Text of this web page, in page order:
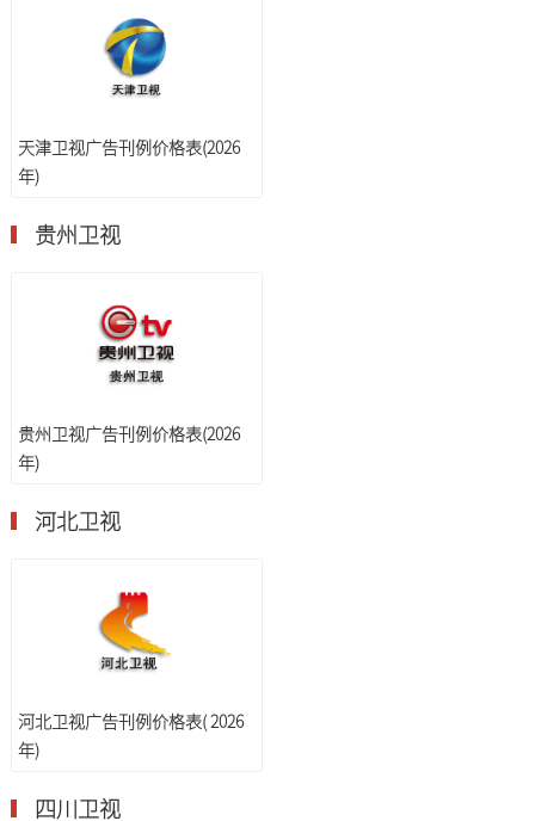
天津卫视广告刊例价格表(2026
年)
贵州卫视
贵州卫视广告刊例价格表(2026
年)
河北卫视
河北卫视广告刊例价格表( 2026
年)
四川卫视